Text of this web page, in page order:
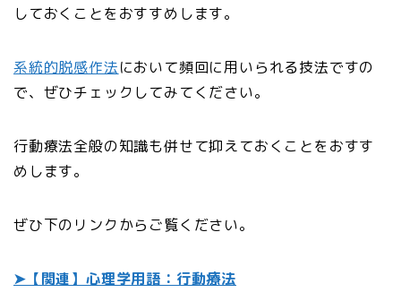
しておくことをおすすめします。
系統的脱感作法において頻回に用いられる技法ですの
で、ぜひチェックしてみてください。
行動療法全般の知識も併せて抑えておくことをおすす
めします。
ぜひ下のリンクからご覧ください。
➤【関連】心理学用語：行動療法